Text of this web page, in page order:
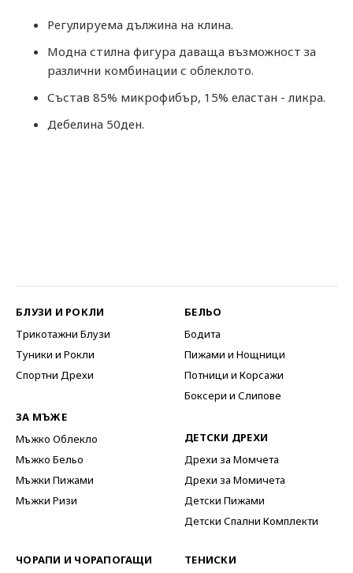
Регулируема дължина на клина.
Модна стилна фигура даваща възможност за
различни комбинации с облеклото.
Състав 85% микрофибър, 15% еластан - ликра.
Дебелина 50ден.
БЛУЗИ И РОКЛИ
Трикотажни Блузи
Туники и Рокли
Спортни Дрехи
ЗА МЪЖЕ
Мъжко Облекло
Мъжко Бельо
Мъжки Пижами
Мъжки Ризи
БЕЛЬО
Бодита
Пижами и Нощници
Потници и Корсажи
Боксери и Слипове
ДЕТСКИ ДРЕХИ
Дрехи за Момчета
Дрехи за Момичета
Детски Пижами
Детски Спални Комплекти
ЧОРАПИ И ЧОРАПОГАЩИ
ТЕНИСКИ